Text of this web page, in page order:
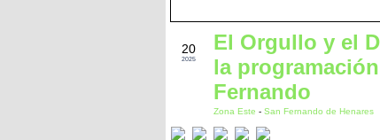
20
2025
El Orgullo y el
la
Fernando
Zona Este - San Fernando de Henares